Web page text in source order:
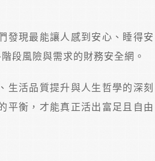
發現最能讓人感到安心、睡得安
段風險與需求的財務安全網。
生活品質提升與人生哲學的深刻
平衡，才能真正活出富足且自由